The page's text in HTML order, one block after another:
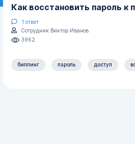
Как восстановить пароль к
1 ответ
Сотрудник Виктор Иванов
3962
биллинг пароль доступ